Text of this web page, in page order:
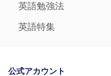
英語勉強法
英語特集
公式アカウント